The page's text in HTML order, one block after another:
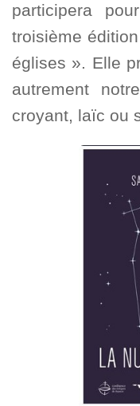
participera
troisième
églises ». Elle
autrement
croyant, laïc ou